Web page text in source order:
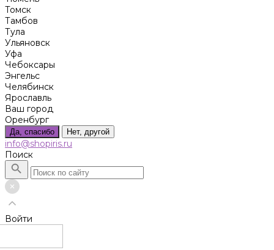
Томск
Тамбов
Тула
Ульяновск
Уфа
Чебоксары
Энгельс
Челябинск
Ярославль
Ваш город
Оренбург
Да, спасибо Нет, другой
info@shopiris.ru
Поиск
Войти